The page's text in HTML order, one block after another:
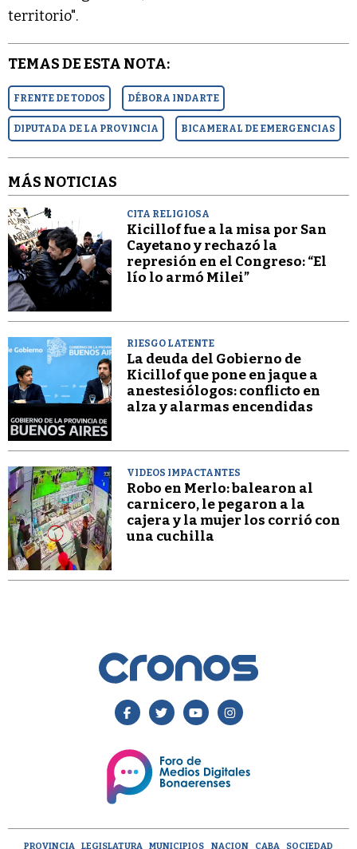
territorio".
TEMAS DE ESTA NOTA:
FRENTE DE TODOS DÉBORA INDARTE
DIPUTADA DE LA PROVINCIA BICAMERAL DE EMERGENCIAS
MÁS NOTICIAS
CITA RELIGIOSA
Kicillof fue a la misa por San
Cayetano y rechazó la
represión en el Congreso: “El
lío lo armó Milei”
RIESGO LATENTE
La deuda del Gobierno de
Kicillof que pone en jaque a
anestesiólogos: conflicto en
alza y alarmas encendidas
VIDEOS IMPACTANTES
Robo en Merlo: balearon al
carnicero, le pegaron a la
cajera y la mujer los corrió con
una cuchilla
PROVINCIA LEGISLATURA MUNICIPIOS NACION CABA SOCIEDAD